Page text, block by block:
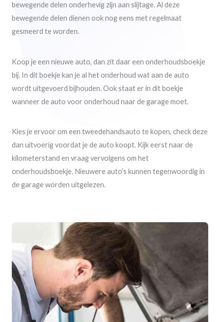
bewegende delen onderhevig zijn aan slijtage. Al deze
bewegende delen dienen ook nog eens met regelmaat
gesmeerd te worden.
Koop je een nieuwe auto, dan zit daar een onderhoudsboekje
bij. In dit boekje kan je al het onderhoud wat aan de auto
wordt uitgevoerd bijhouden. Ook staat er in dit boekje
wanneer de auto voor onderhoud naar de garage moet.
Kies je ervoor om een tweedehandsauto te kopen, check deze
dan uitvoerig voordat je de auto koopt. Kijk eerst naar de
kilometerstand en vraag vervolgens om het
onderhoudsboekje. Nieuwere auto’s kunnen tegenwoordig in
de garage worden uitgelezen.